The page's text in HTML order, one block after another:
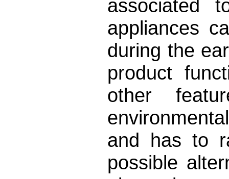
associated
appliances
during the
product
other
and has to
possible